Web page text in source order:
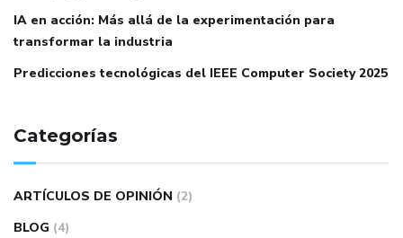
IA en acción: Más allá de la experimentación para
transformar la industria
Predicciones tecnológicas del IEEE Computer Society 2025
Categorías
ARTÍCULOS DE OPINIÓN (2)
BLOG (4)